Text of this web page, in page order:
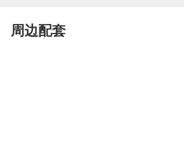
周边配套